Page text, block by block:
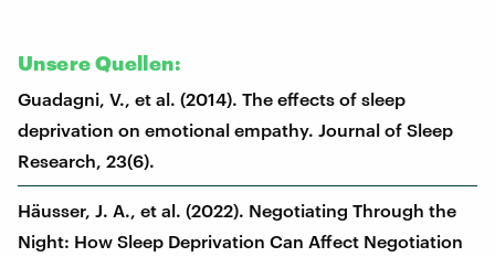
Unsere Quellen:
Guadagni, V., et al. (2014). The effects of sleep
deprivation on emotional empathy. Journal of Sleep
Research, 23(6).
Häusser, J. A., et al. (2022). Negotiating Through the
Night: How Sleep Deprivation Can Affect Negotiation